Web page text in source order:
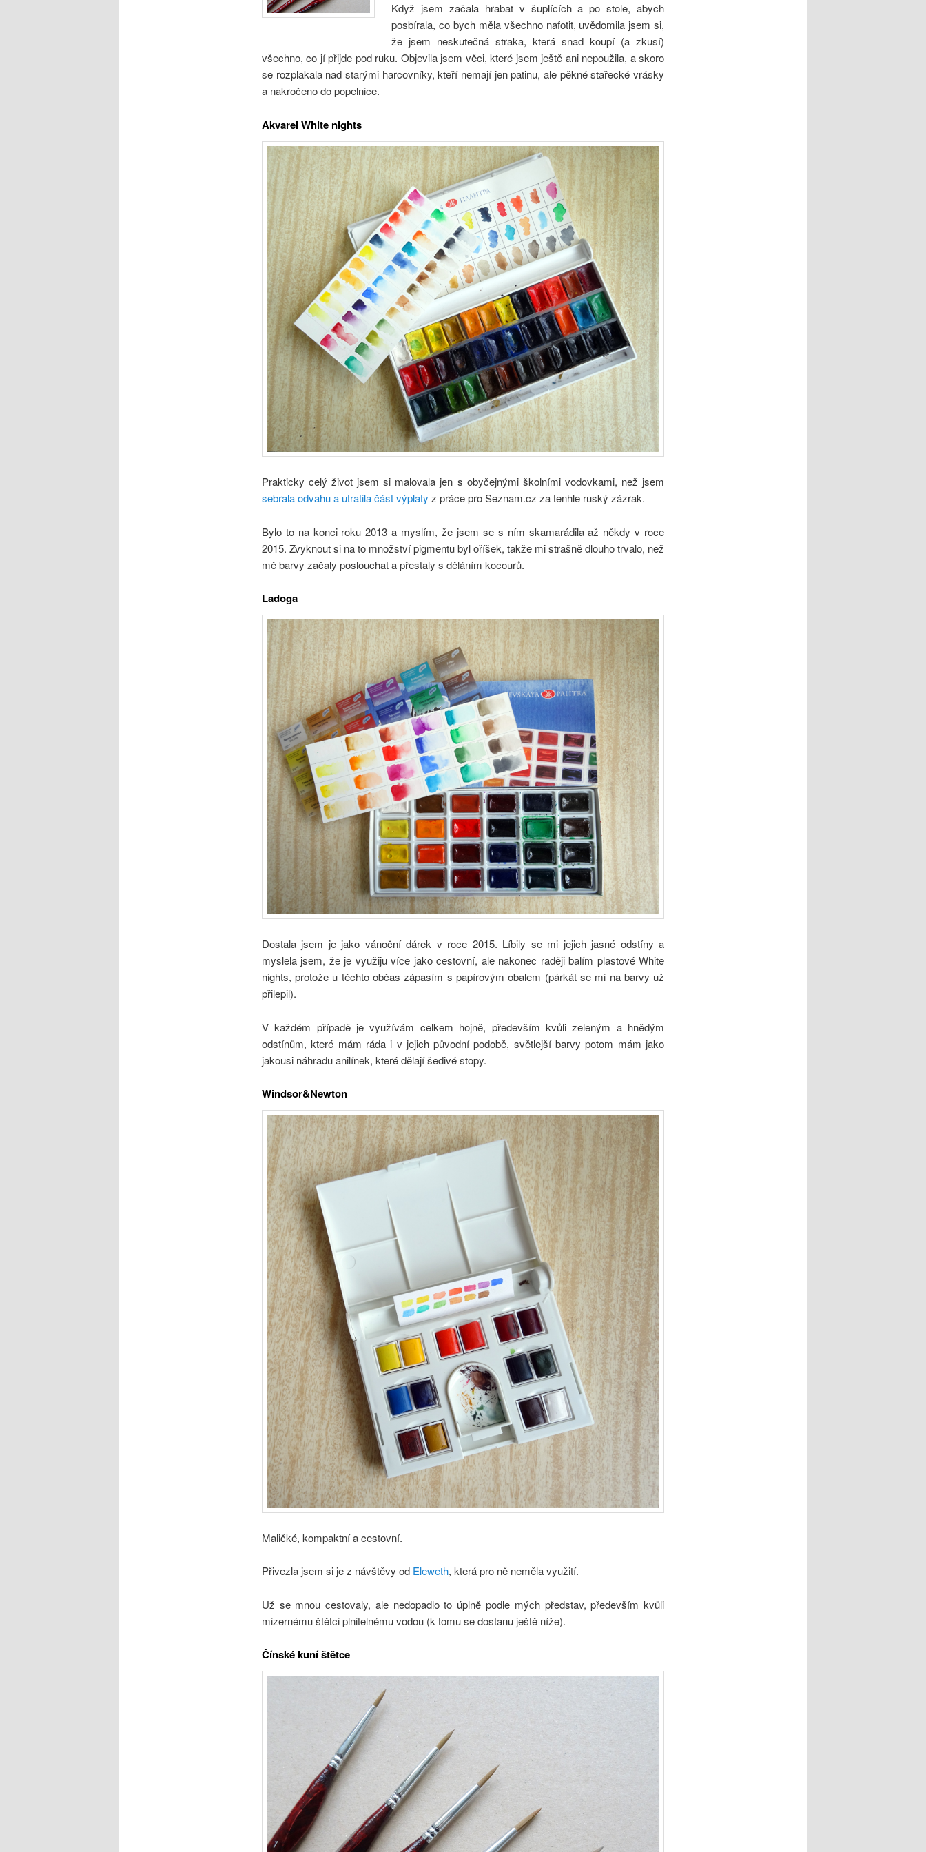
Když jsem začala hrabat v šuplících a po stole, abych
posbírala, co bych měla všechno nafotit, uvědomila jsem si,
že jsem neskutečná straka, která snad koupí (a zkusí)
všechno, co jí přijde pod ruku. Objevila jsem věci, které jsem ještě ani nepoužila, a skoro
se rozplakala nad starými harcovníky, kteří nemají jen patinu, ale pěkné stařecké vrásky
a nakročeno do popelnice.
Akvarel White nights
Prakticky celý život jsem si malovala jen s obyčejnými školními vodovkami, než jsem
sebrala odvahu a utratila část výplaty z práce pro Seznam.cz za tenhle ruský zázrak.
Bylo to na konci roku 2013 a myslím, že jsem se s ním skamarádila až někdy v roce
2015. Zvyknout si na to množství pigmentu byl oříšek, takže mi strašně dlouho trvalo, než
mě barvy začaly poslouchat a přestaly s děláním kocourů.
Ladoga
Dostala jsem je jako vánoční dárek v roce 2015. Líbily se mi jejich jasné odstíny a
myslela jsem, že je využiju více jako cestovní, ale nakonec raději balím plastové White
nights, protože u těchto občas zápasím s papírovým obalem (párkát se mi na barvy už
přilepil).
V každém případě je využívám celkem hojně, především kvůli zeleným a hnědým
odstínům, které mám ráda i v jejich původní podobě, světlejší barvy potom mám jako
jakousi náhradu anilínek, které dělají šedivé stopy.
Windsor&Newton
Maličké, kompaktní a cestovní.
Přivezla jsem si je z návštěvy od Eleweth, která pro ně neměla využití.
Už se mnou cestovaly, ale nedopadlo to úplně podle mých představ, především kvůli
mizernému štětci plnitelnému vodou (k tomu se dostanu ještě níže).
Čínské kuní štětce